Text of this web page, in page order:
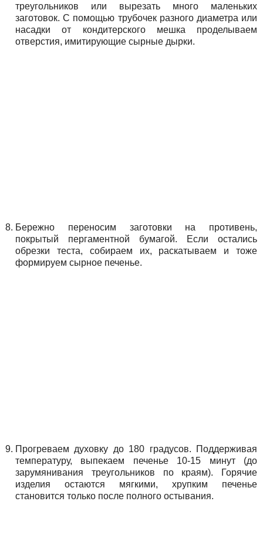
треугольников или вырезать много маленьких
заготовок. С помощью трубочек разного диаметра или
насадки от кондитерского мешка проделываем
отверстия, имитирующие сырные дырки.
Бережно переносим заготовки на противень,
покрытый пергаментной бумагой. Если остались
обрезки теста, собираем их, раскатываем и тоже
формируем сырное печенье.
Прогреваем духовку до 180 градусов. Поддерживая
температуру, выпекаем печенье 10-15 минут (до
зарумянивания треугольников по краям). Горячие
изделия остаются мягкими, хрупким печенье
становится только после полного остывания.